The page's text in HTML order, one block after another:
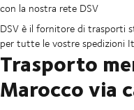
con la nostra rete DSV
DSV è il fornitore di trasporti
per tutte le vostre spedizioni
Trasporto
Marocco via